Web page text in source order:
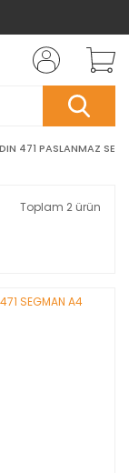
DIN 471 PASLANMAZ
Toplam 2 ürün